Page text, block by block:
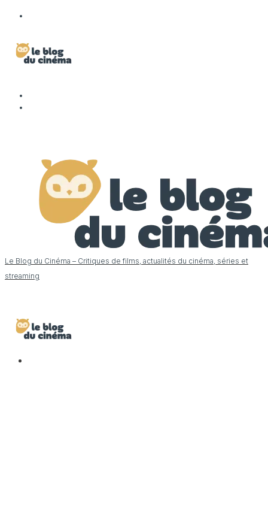
Le Blog du Cinéma – Critiques de films, actualités du cinéma, séries et
streaming